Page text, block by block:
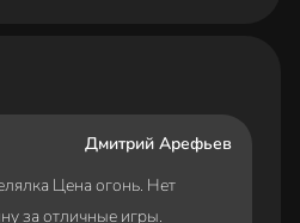
Дмитрий Арефьев
Цена огонь. Нет
за отличные игры.